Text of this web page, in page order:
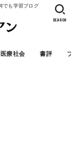
でも学習ブログ
療社会 書評
SEARCH